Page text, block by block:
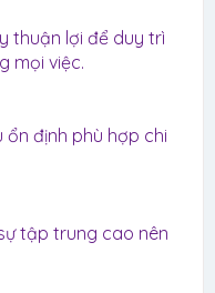
thuận lợi để duy trì
mọi việc.
định phù hợp chi
tập trung cao nên